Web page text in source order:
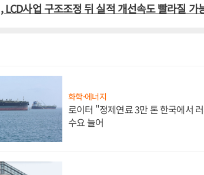
사업 구조조정 뒤 실적 개선속도 빨라질 가
화학·에너지
로이터 "정제연료 3만 톤 한국에서
수요 늘어